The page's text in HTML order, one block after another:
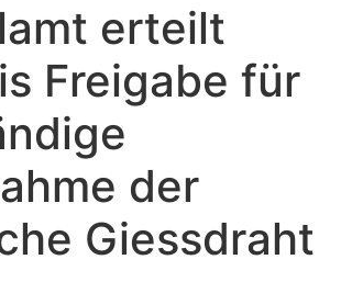
erteilt
Freigabe für
der
Giessdraht